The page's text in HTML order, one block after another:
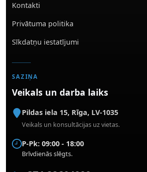
Kontakti
Privātuma politika
Sīkdatņu iestatījumi
SAZIŅA
Veikals un darba laiks
Pildas iela 15, Rīga, LV-1035
Veikals un konsultācijas uz vietas.
P-Pk: 09:00 - 18:00
Brīvdienās slēgts.